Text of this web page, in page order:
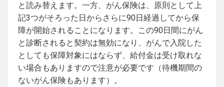
と読み替えます。一方、がん保険は、原則として上
記3つがそろった日からさらに90日経過してから保
障が開始されることになります。この90日間にがん
と診断されると契約は無効になり、がんで入院した
としても保障対象にはならず、給付金は受け取れな
い場合もありますので注意が必要です（待機期間の
ないがん保険もあります）。